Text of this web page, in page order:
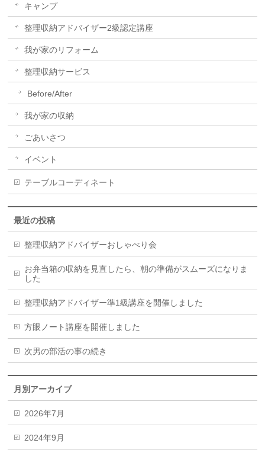
キャンプ
整理収納アドバイザー2級認定講座
我が家のリフォーム
整理収納サービス
Before/After
我が家の収納
ごあいさつ
イベント
テーブルコーディネート
最近の投稿
整理収納アドバイザーおしゃべり会
お弁当箱の収納を見直したら、朝の準備がスムーズになりま
した
整理収納アドバイザー準1級講座を開催しました
方眼ノート講座を開催しました
次男の部活の事の続き
月別アーカイブ
2026年7月
2024年9月